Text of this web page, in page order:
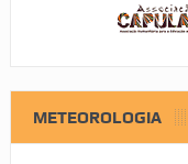
METEOROLOGIA